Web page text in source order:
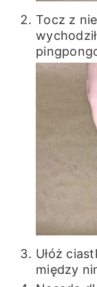
Tocz z
Ułóż
między